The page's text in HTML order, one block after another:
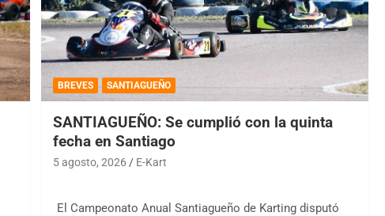
BREVES SANTIAGUEÑO
SANTIAGUEÑO: Se cumplió con la quinta
fecha en Santiago
5 agosto, 2026 E-Kart
El Campeonato Anual Santiagueño de Karting disputó